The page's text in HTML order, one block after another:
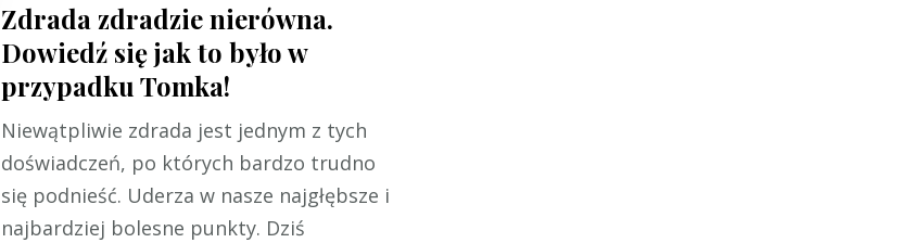
Zdrada zdradzie nierówna.
Dowiedź się jak to było w
przypadku Tomka!
Niewątpliwie zdrada jest jednym z tych
doświadczeń, po których bardzo trudno
się podnieść. Uderza w nasze najgłębsze i
najbardziej bolesne punkty. Dziś